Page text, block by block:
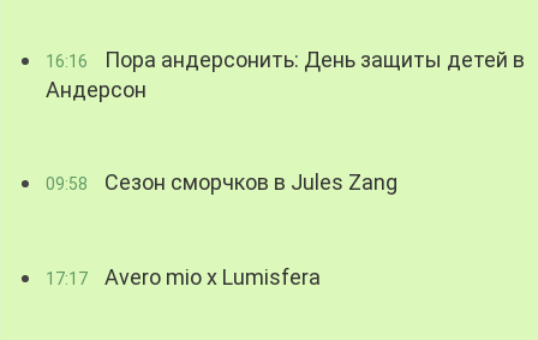
16:16
Пора андерсонить: День защиты детей в
Андерсон
09:58 Сезон сморчков в Jules Zang
17:17 Avero mio x Lumisfera